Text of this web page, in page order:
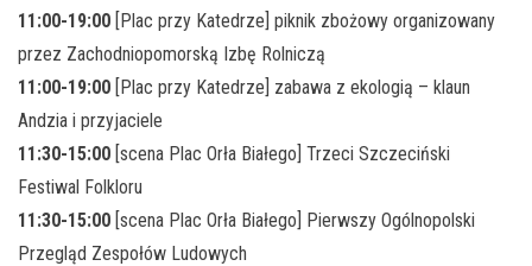
11:00-19:00 [Plac przy Katedrze] piknik zbożowy organizowany
przez Zachodniopomorską Izbę Rolniczą
11:00-19:00 [Plac przy Katedrze] zabawa z ekologią – klaun
Andzia i przyjaciele
11:30-15:00 [scena Plac Orła Białego] Trzeci Szczeciński
Festiwal Folkloru
11:30-15:00 [scena Plac Orła Białego] Pierwszy Ogólnopolski
Przegląd Zespołów Ludowych